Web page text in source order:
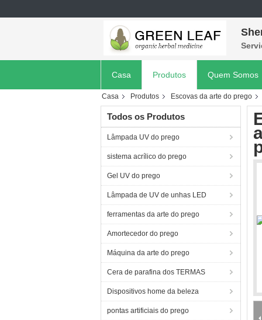
Casa Produtos Quem Somos
Casa Produtos Escovas da arte do prego
Todos os Produtos
Lâmpada UV do prego
sistema acrílico do prego
Gel UV do prego
Lâmpada de UV de unhas LED
ferramentas da arte do prego
Amortecedor do prego
Máquina da arte do prego
Cera de parafina dos TERMAS
Dispositivos home da beleza
pontas artificiais do prego